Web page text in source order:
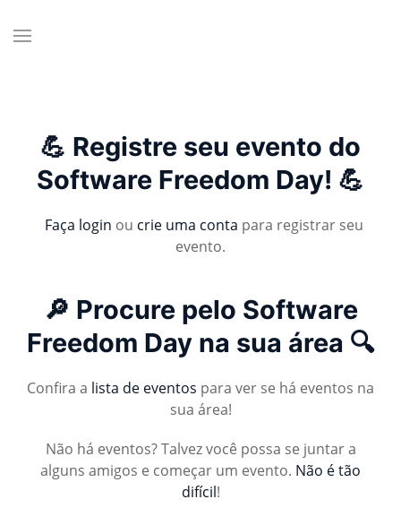
💪 Registre seu evento do
Software Freedom Day! 💪
Faça login ou crie uma conta para registrar seu
evento.
🔎 Procure pelo Software
Freedom Day na sua área 🔍
Confira a lista de eventos para ver se há eventos na
sua área!
Não há eventos? Talvez você possa se juntar a
alguns amigos e começar um evento. Não é tão
difícil!